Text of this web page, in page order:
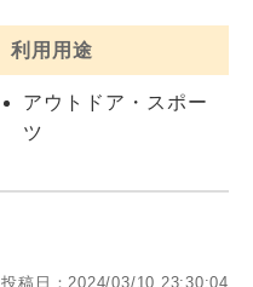
利用用途
アウトドア・スポー
ツ
投稿日：2024/03/10 23:30:04